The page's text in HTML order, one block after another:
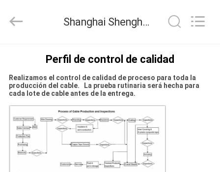
PRODUCTOS
VIDEOS
Cable
(Group)
Shanghai Shenghua Cable (Group) Co., Ltd. Control de Calidad
Perfil de control de calidad
Realizamos el control de calidad de proceso para toda la
producción del cable. La prueba rutinaria será hecha para
cada lote de cable antes de la entrega.